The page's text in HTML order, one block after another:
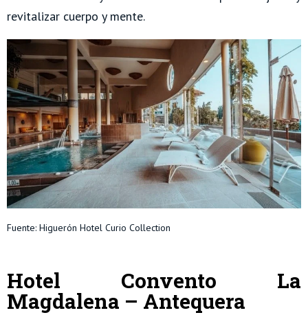
revitalizar cuerpo y mente.
Fuente: Higuerón Hotel Curio Collection
Hotel Convento La
Magdalena – Antequera